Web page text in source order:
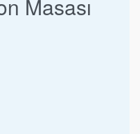
Masası